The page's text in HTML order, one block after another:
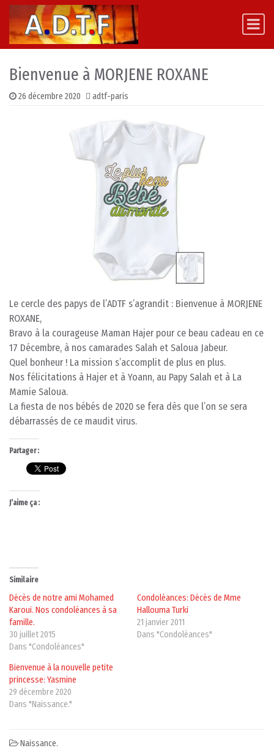
Skip to content
Main Navigation
Bienvenue à MORJENE ROXANE
26 décembre 2020 adtf-paris
Le cercle des papys de l’ADTF s’agrandit : Bienvenue à MORJENE
ROXANE,
Bravo à la courageuse Maman Hajer pour ce beau cadeau en ce
17 Décembre, à nos camarades Salah et Saloua Jabeur.
Quel bonheur ! La mission s’accomplit de plus en plus.
Nos félicitations à Hajer et à Yoann, au Papy Salah et à La
Mamie Saloua.
La fiesta de nos bébés de 2020 se fera dès que l’on se sera
débarrassés de ce maudit virus.
Partager :
J’aime ça :
Similaire
Décès de notre ami Mohamed
Karoui. Nos condoléances à sa
famille.
30 juillet 2015
Dans "Condoléances"
Condoléances: Décès de Mme
Hallouma Turki
21 janvier 2011
Dans "Condoléances"
Bienvenue à la nouvelle petite
princesse: Yasmine
29 décembre 2020
Dans "Naissance."
Naissance.